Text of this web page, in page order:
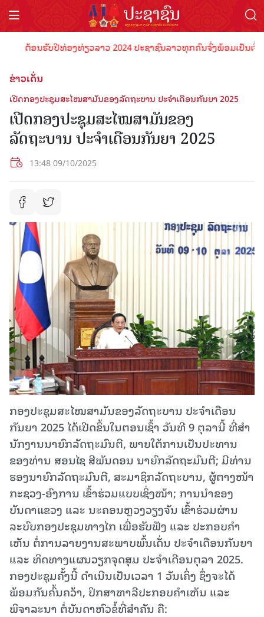
ຕ້ອນຮັບປີທ່ອງທ່ຽວລາວ 2024 ປະຊາຊົນລາວທຸກຄົນຈົ່ງພ້ອມເປັນເຈົ້າ
ຂ່າວເດັ່ນ
ເປີດກອງປະຊຸມສະໄໝສາມັນຂອງລັດຖະບານ ປະຈຳເດືອນກັນຍາ 2025
ເປີດກອງປະຊຸມສະໄໝສາມັນຂອງ
ລັດຖະບານ ປະຈຳເດືອນກັນຍາ 2025
13:48 09/10/2025
ກອງປະຊຸມສະໄໝສາມັນຂອງລັດຖະບານ ປະຈຳເດືອນ
ກັນຍາ 2025 ໄດ້ເປີດຂຶ້ນໃນຕອນເຊົ້າ ວັນທີ 9 ຕຸລານີ້ ທີ່ສໍາ
ນັກງານນາຍົກລັດຖະມົນຕີ, ພາຍໃຕ້ການເປັນປະທານ
ຂອງທ່ານ ສອນໄຊ ສີພັນດອນ ນາຍົກລັດຖະມົນຕີ; ມີທ່ານ
ຮອງນາຍົກລັດຖະມົນຕີ, ສະມາຊິກລັດຖະບານ, ຜູ້ຕາງໜ້າ
ກະຊວງ-ອົງການ ເຂົ້າຮ່ວມແບບເຊິ່ງໜ້າ; ການນຳຂອງ
ບັນດາແຂວງ ແລະ ນະຄອນຫຼວງວຽງຈັນ ເຂົ້າຮ່ວມຜ່ານ
ລະບົບກອງປະຊຸມທາງໄກ ເພື່ອຮັບຟັງ ແລະ ປະກອບຄຳ
ເຫັນ ຕໍ່ການລາຍງານສະພາບພົ້ນເດັ່ນ ປະຈຳເດືອນກັນຍາ
ແລະ ທິດທາງແຜນວຽກຈຸດສຸມ ປະຈຳເດືອນຕຸລາ 2025.
ກອງປະຊຸມຄັ້ງນີ້ ດໍາເນີນເປັນເວລາ 1 ວັນເຄິ່ງ ຊຶ່ງຈະໄດ້
ພ້ອມກັນຄົ້ນຄວ້າ, ປຶກສາຫາລືປະກອບຄຳເຫັນ ແລະ
ພິຈາລະນາ ຕໍ່ບັນດາຫົວຂໍ້ທີ່ສຳຄັນ ຄື: